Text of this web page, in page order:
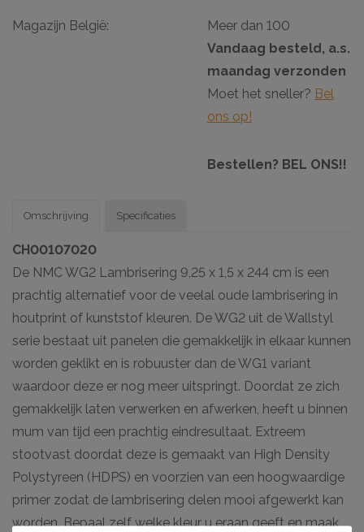
Magazijn België:
Meer dan 100
Vandaag besteld, a.s.
maandag verzonden
Moet het sneller? Bel
ons op!
Bestellen? BEL ONS!!
Omschrijving
CH00107020
De NMC WG2 Lambrisering 9,25 x 1,5 x 244 cm is een
prachtig alternatief voor de veelal oude lambrisering in
houtprint of kunststof kleuren. De WG2 uit de Wallstyl
serie bestaat uit panelen die gemakkelijk in elkaar kunnen
worden geklikt en is robuuster dan de WG1 variant
waardoor deze er nog meer uitspringt. Doordat ze zich
gemakkelijk laten verwerken en afwerken, heeft u binnen
mum van tijd een prachtig eindresultaat. Extreem
stootvast doordat deze is gemaakt van High Density
Polystyreen (HDPS) en voorzien van een hoogwaardige
primer zodat de lambrisering delen mooi afgewerkt kan
worden. Bepaal zelf welke kleur u eraan geeft en maak
Specificaties